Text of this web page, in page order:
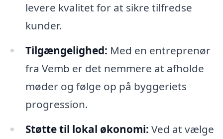
levere kvalitet for at sikre tilfredse
kunder.
Tilgængelighed: Med en entreprenør
fra Vemb er det nemmere at afholde
møder og følge op på byggeriets
progression.
Støtte til lokal økonomi: Ved at vælge